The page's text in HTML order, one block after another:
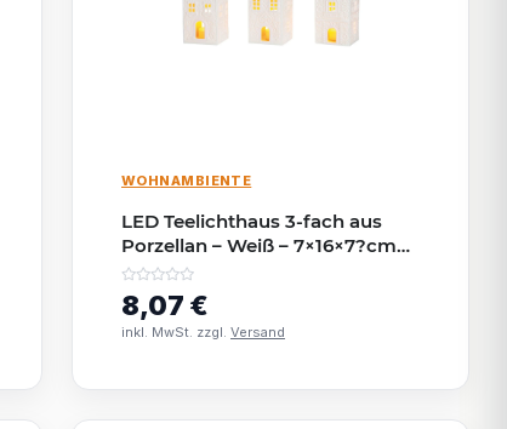
WOHNAMBIENTE
LED Teelichthaus 3-fach aus
Porzellan – Weiß – 7×16×7?cm
Dekoleuchte
8,07 €
inkl. MwSt. zzgl. Versand